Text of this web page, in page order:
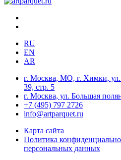
RU
EN
AR
г. Москва, МО, г. Химки, ул.
39, стр. 5
г. Москва, ул. Большая
+7 (495) 797 2726
info@artparquet.ru
Карта сайта
Политика
персональных данных